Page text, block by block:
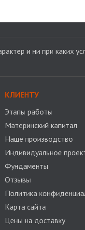
и ни при каких
КЛИЕНТУ
Этапы работы
Материнский капитал
Наше производство
Индивидуальное
Фундаменты
Отзывы
Политика
Карта сайта
Цены на доставку